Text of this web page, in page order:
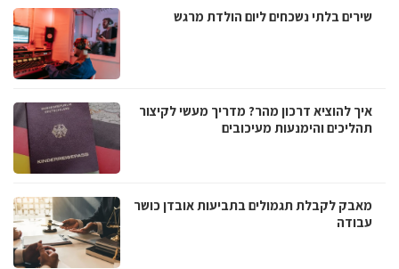
שירים בלתי נשכחים ליום הולדת מרגש
איך להוציא דרכון מהר? מדריך מעשי לקיצור
תהליכים והימנעות מעיכובים
מאבק לקבלת תגמולים בתביעות אובדן כושר
עבודה